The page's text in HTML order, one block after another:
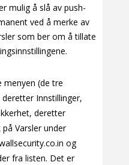
mulig å slå av push-
ved å merke av
som ber om å tillate
menyen (de tre
Innstillinger,
deretter
Varsler under
og
fra listen. Det er